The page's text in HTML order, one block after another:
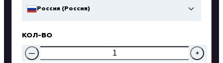
Россия (Россия)
КОЛ-ВО
— +